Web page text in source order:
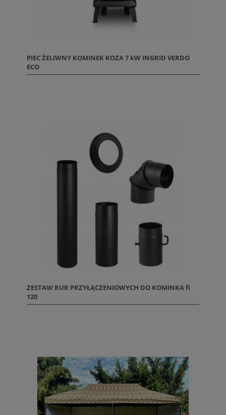
PIEC ŻELIWNY KOMINEK KOZA 7 kW INGRID VERDO
ECO
ZESTAW RUR PRZYŁĄCZENIOWYCH DO KOMINKA fi
120